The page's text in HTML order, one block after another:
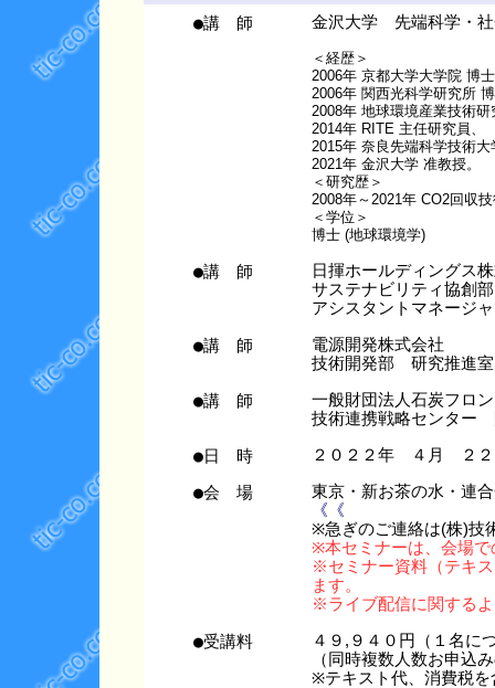
●講 師 金沢大学 先端科学・
＜経歴＞
2006年 京都大学大学院 博
2006年 関西光科学研究所
2008年 地球環境産業技術
2014年 RITE 主任研究員、
2015年 奈良先端科学技術
2021年 金沢大学 准教授。
＜研究歴＞
2008年～2021年 CO2回収
＜学位＞
博士 (地球環境学)
●講 師
日揮ホールディングス
サステナビリティ協創
アシスタントマネージ
●講 師
電源開発株式会社
技術開発部 研究推進
●講 師
一般財団法人石炭フロ
技術連携戦略センタ
●日 時 ２０２２年 ４月 ２２
●会 場
東京・新お茶の水・
《《
※急ぎのご連絡は(株)技
※本セミナーは、会場で
※セミナー資料（テキ
ます。
※ライブ配信に関する
●受講料
４９,９４０円（１名に
（同時複数人数お申込
※テキスト代、消費税を